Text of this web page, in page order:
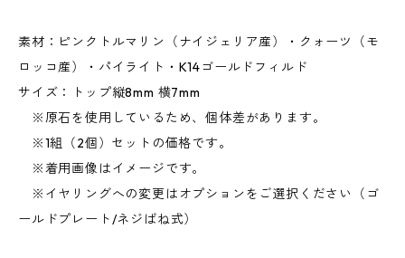
素材：ピンクトルマリン（ナイジェリア産）・クォーツ（モ
ロッコ産）・パイライト・K14ゴールドフィルド
サイズ：トップ縦8mm 横7mm
※原石を使用しているため、個体差があります。
※1組（2個）セットの価格です。
※着用画像はイメージです。
※イヤリングへの変更はオプションをご選択ください（ゴ
ールドプレート/ネジばね式）